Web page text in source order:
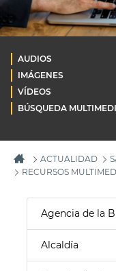
AUDIOS
IMÁGENES
VÍDEOS
BÚSQUEDA
ACTUALIDAD
RECURSOS
Agencia de la
Alcaldía